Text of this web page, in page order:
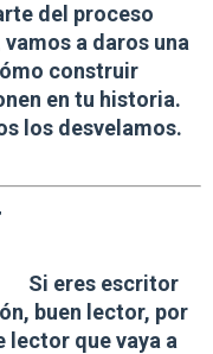
del proceso
a daros una
construir
en tu historia.
los desvelamos.
Si eres escritor
buen lector, por
lector que vaya a